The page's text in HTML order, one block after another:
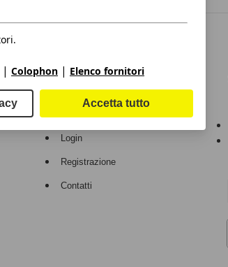
Area rivenditori
Login
Registrazione
Contatti
| Colophon | Elenco fornitori
Accetta tutto